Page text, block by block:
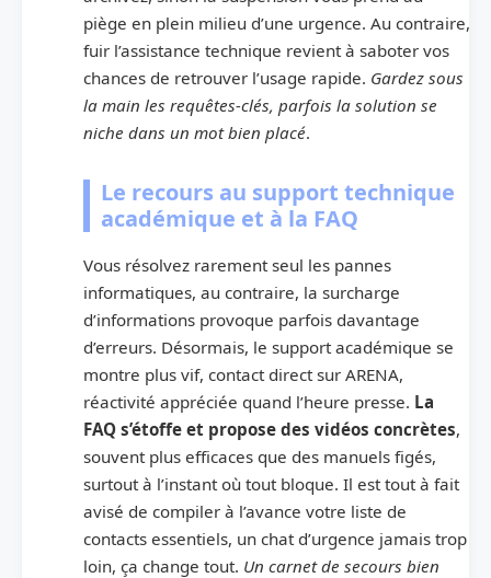
piège en plein milieu d’une urgence. Au contraire,
fuir l’assistance technique revient à saboter vos
chances de retrouver l’usage rapide. Gardez sous
la main les requêtes-clés, parfois la solution se
niche dans un mot bien placé.
Le recours au support technique
académique et à la FAQ
Vous résolvez rarement seul les pannes
informatiques, au contraire, la surcharge
d’informations provoque parfois davantage
d’erreurs. Désormais, le support académique se
montre plus vif, contact direct sur ARENA,
réactivité appréciée quand l’heure presse. La
FAQ s’étoffe et propose des vidéos concrètes,
souvent plus efficaces que des manuels figés,
surtout à l’instant où tout bloque. Il est tout à fait
avisé de compiler à l’avance votre liste de
contacts essentiels, un chat d’urgence jamais trop
loin, ça change tout. Un carnet de secours bien